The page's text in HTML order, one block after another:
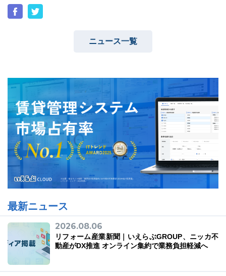
ニュース一覧 資料ダウンロード
ニュース一覧
最新ニュース
2026.08.06
リフォーム産業新聞｜いえらぶGROUP、ニッカ不
動産がDX推進 オンライン集約で業務負担軽減へ